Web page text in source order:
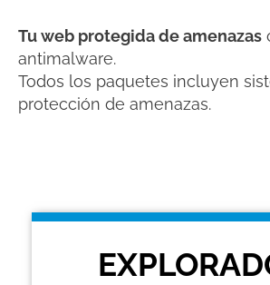
Tu web protegida de amenazas
antimalware.
Todos los paquetes incluyen
protección de amenazas.